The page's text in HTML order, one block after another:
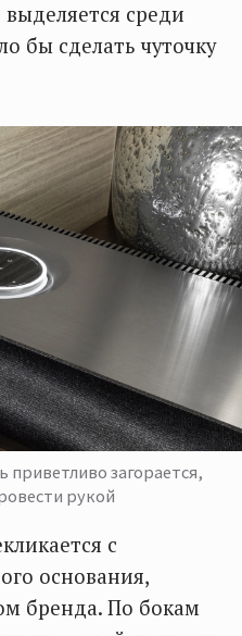
среди
бы сделать чуточку
приветливо загорается,
рукой
с
основания,
бренда. По бокам